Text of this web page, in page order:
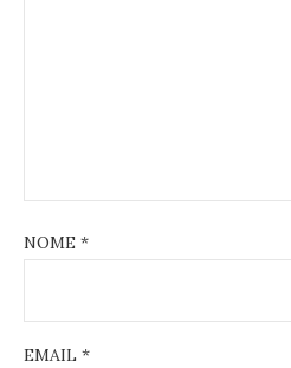
NOME *
EMAIL *